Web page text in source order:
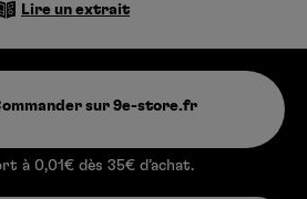
Lire un extrait
sur 9e-store.fr
à 0,01€ dès 35€ d’achat.